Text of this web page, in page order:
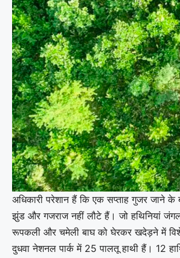
अधिकारी परेशान हैं कि एक सप्ताह गुजर जाने के
झुंड और गजराज नहीं लौटे हैं। जो हथिनियां
रूपकली और चमेली बाघ को घेरकर खदेड़ने में
दुधवा नेशनल पार्क में 25 पालतू हाथी हैं। 12